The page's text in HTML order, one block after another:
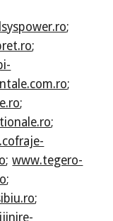
;
;
;
;
;
;www.tegero-
;
;